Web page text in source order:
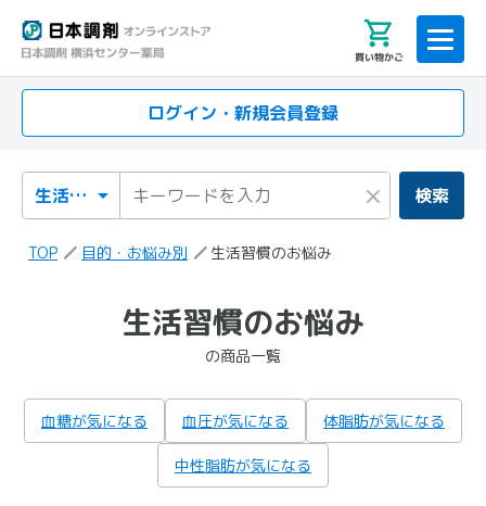
買い物かご
ログイン・新規会員登録
検索カテゴリ
検索キーワード × 検索
TOP 目的・お悩み別 生活習慣のお悩み
「生活習慣のお悩み」
の商品一覧
生活習慣のお悩み
の商品一覧
血糖が気になる 血圧が気になる 体脂肪が気になる
中性脂肪が気になる